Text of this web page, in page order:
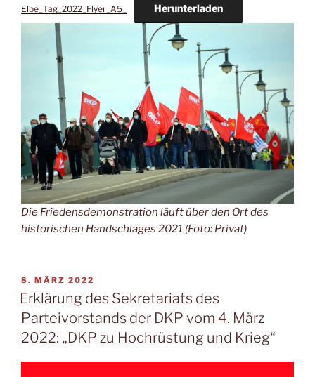
Elbe_Tag_2022_Flyer_A5_ Herunterladen
Die Friedensdemonstration läuft über den Ort des
historischen Handschlages 2021 (Foto: Privat)
8. MÄRZ 2022
Erklärung des Sekretariats des
Parteivorstands der DKP vom 4. März
2022: „DKP zu Hochrüstung und Krieg“